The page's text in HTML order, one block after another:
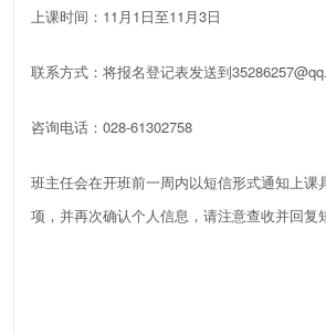
上课时间：11月1日至11月3日
联系方式： 将报名登记表发送到‍
咨询电话：028-61302758
班主任会在开班前一周内以短信形式通知上课
项，并再次确认个人信息，请注意查收并回复